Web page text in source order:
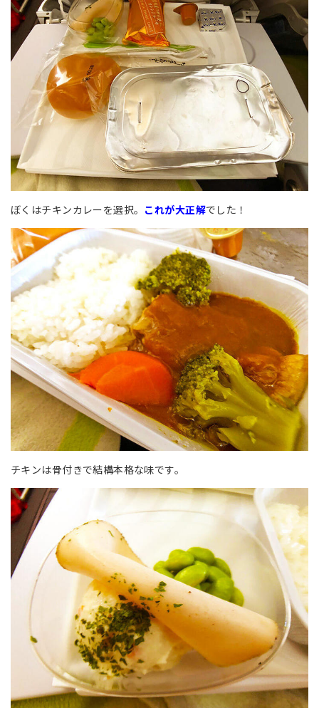
ぼくはチキンカレーを選択。 これが大正解でした！
チキンは骨付きで結構本格な味です。